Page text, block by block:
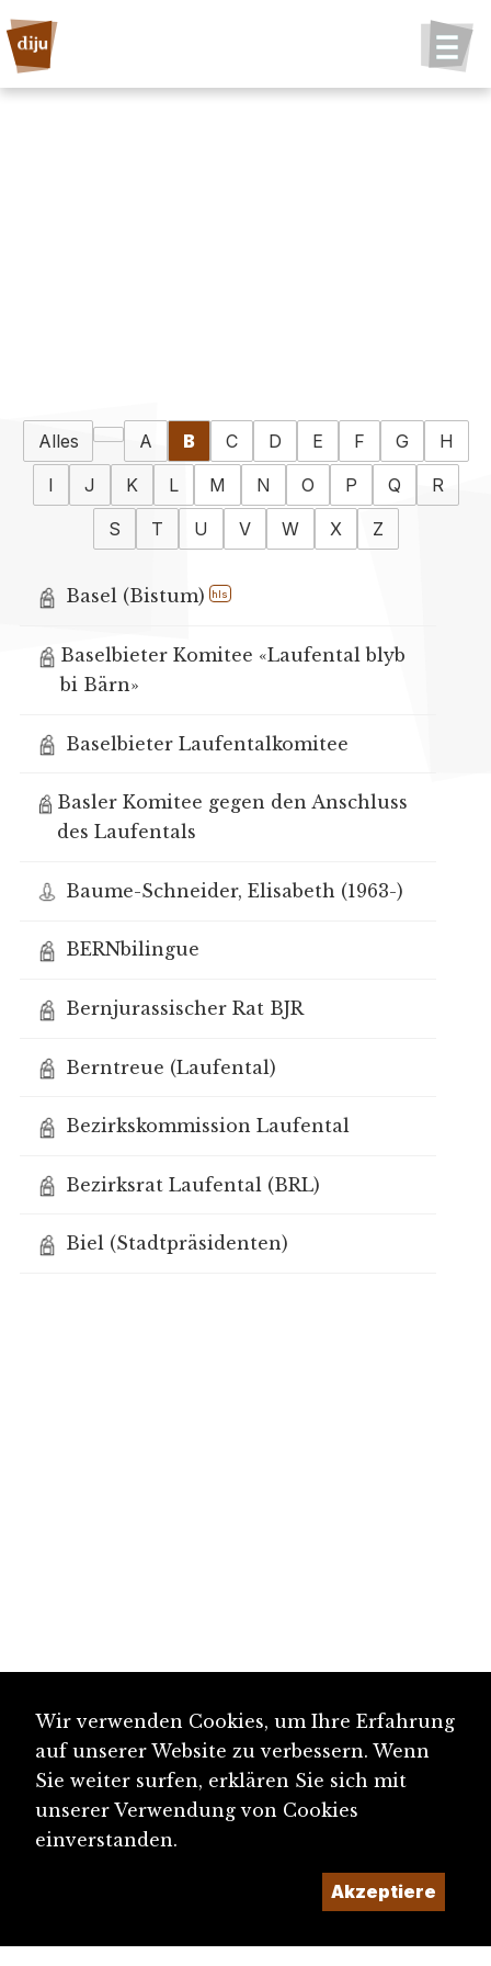
Alles A B C D E F G
H
I
J K L M N O P Q
R
S
T U V W X Z
Basel (Bistum) hls
Baselbieter Komitee «Laufental blyb
bi Bärn»
Baselbieter Laufentalkomitee
Basler Komitee gegen den Anschluss
des Laufentals
Baume-Schneider, Elisabeth (1963-)
BERNbilingue
Bernjurassischer Rat BJR
Berntreue (Laufental)
Bezirkskommission Laufental
Bezirksrat Laufental (BRL)
Biel (Stadtpräsidenten)
Wir verwenden Cookies, um Ihre Erfahrung
auf unserer Website zu verbessern. Wenn
Sie weiter surfen, erklären Sie sich mit
unserer Verwendung von Cookies
einverstanden.
Akzeptiere